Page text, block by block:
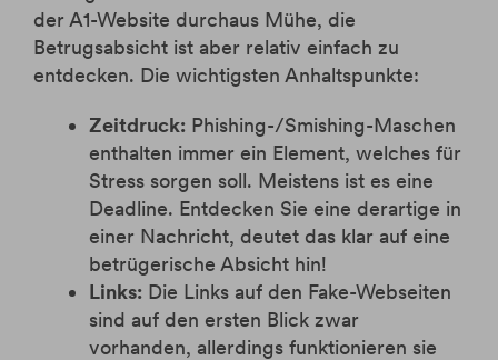
der A1-Website durchaus Mühe, die
Betrugsabsicht ist aber relativ einfach zu
entdecken. Die wichtigsten Anhaltspunkte:
Zeitdruck: Phishing-/Smishing-Maschen
enthalten immer ein Element, welches für
Stress sorgen soll. Meistens ist es eine
Deadline. Entdecken Sie eine derartige in
einer Nachricht, deutet das klar auf eine
betrügerische Absicht hin!
Links: Die Links auf den Fake-Webseiten
sind auf den ersten Blick zwar
vorhanden, allerdings funktionieren sie